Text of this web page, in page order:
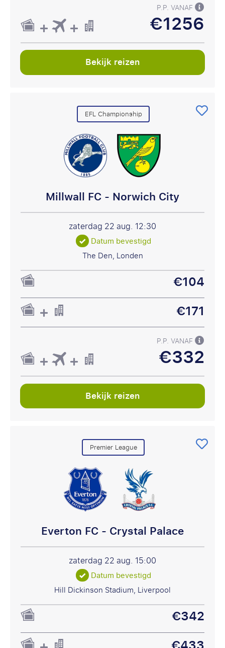
P.P. VANAF
€1256
Bekijk reizen
EFL Championship
Millwall FC - Norwich City
zaterdag 22 aug. 12:30
Datum bevestigd
The Den, Londen
€104
€171
P.P. VANAF
€332
Bekijk reizen
Premier League
Everton FC - Crystal Palace
zaterdag 22 aug. 15:00
Datum bevestigd
Hill Dickinson Stadium, Liverpool
€342